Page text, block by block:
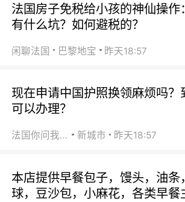
法国房子免税给小孩的神仙操作
有什么坑？如何避税的？
闲聊法国 巴黎地宝 昨天18:57
现在申请中国护照换领麻烦吗？
可以办理？
法国你问我答 新城市 昨天18:57
本店提供早餐包子，馒头，油条
球，豆沙包，小麻花，各类早餐